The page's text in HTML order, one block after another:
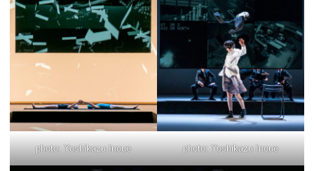
photo: Yoshikazu Inoue photo: Yoshikazu Inoue